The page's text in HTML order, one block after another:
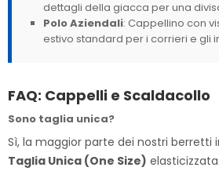
dettagli della giacca per una
Polo Aziendali: Cappellino con
estivo standard per i corrieri e gli
FAQ: Cappelli e Scaldacollo
Sono taglia unica?
Sì, la maggior parte dei nostri berretti
Taglia Unica (One Size)